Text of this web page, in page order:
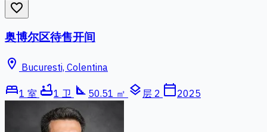
favorite_border
奥博尔区待售开间
location_on Bucuresti, Colentina
bed1 室 bathtub1 卫 square_foot 50.51 ㎡ layers 层 2 calendar_today2025